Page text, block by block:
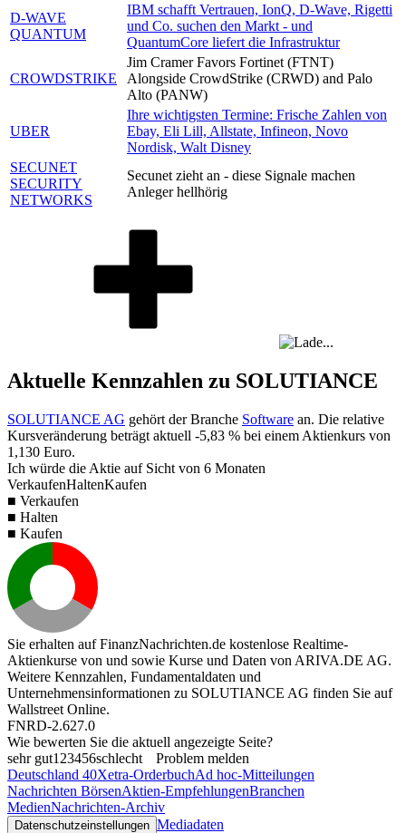
D-WAVE
QUANTUM
IBM schafft Vertrauen, IonQ, D-Wave, Rigetti
und Co. suchen den Markt - und
QuantumCore liefert die Infrastruktur
CROWDSTRIKE
Jim Cramer Favors Fortinet (FTNT)
Alongside CrowdStrike (CRWD) and Palo
Alto (PANW)
UBER
Ihre wichtigsten Termine: Frische Zahlen von
Ebay, Eli Lill, Allstate, Infineon, Novo
Nordisk, Walt Disney
SECUNET
SECURITY
NETWORKS
Secunet zieht an - diese Signale machen
Anleger hellhörig
Aktuelle Kennzahlen zu SOLUTIANCE
SOLUTIANCE AG gehört der Branche Software an. Die relative
Kursveränderung beträgt aktuell -5,83 % bei einem Aktienkurs von
1,130 Euro.
Ich würde die Aktie auf Sicht von 6 Monaten
VerkaufenHaltenKaufen
■ Verkaufen
■ Halten
■ Kaufen
Sie erhalten auf FinanzNachrichten.de kostenlose Realtime-
Aktienkurse von und sowie Kurse und Daten von ARIVA.DE AG.
Weitere Kennzahlen, Fundamentaldaten und
Unternehmensinformationen zu SOLUTIANCE AG finden Sie auf
Wallstreet Online.
FNRD-2.627.0
Wie bewerten Sie die aktuell angezeigte Seite?
sehr gut1 23456schlecht
Problem melden
Deutschland 40Xetra-OrderbuchAd hoc-Mitteilungen
Nachrichten BörsenAktien-EmpfehlungenBranchen
MedienNachrichten-Archiv
Datenschutzeinstellungen Mediadaten